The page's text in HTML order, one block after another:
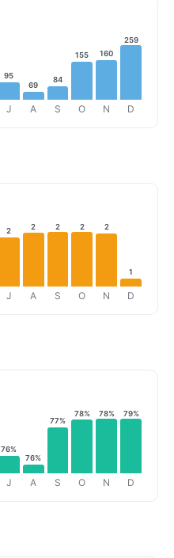
95
J
69
A
84
S
155
O
160
N
259
D
2
J
2
A
2
S
2
O
2
N
1
D
76%
J
76%
A
77%
S
78%
O
78%
N
79%
D